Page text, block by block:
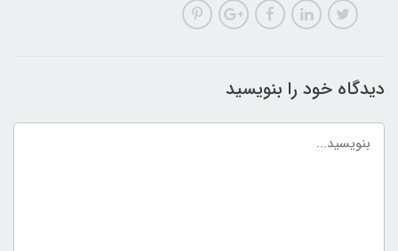
دیدگاه خود را بنویسید